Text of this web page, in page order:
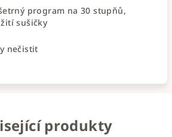
program na 30 stupňů,
sušičky
nečistit
produkty